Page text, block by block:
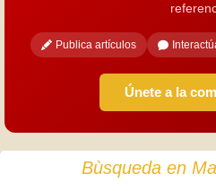
Publica artículos
Únete a la
Bùsqueda en